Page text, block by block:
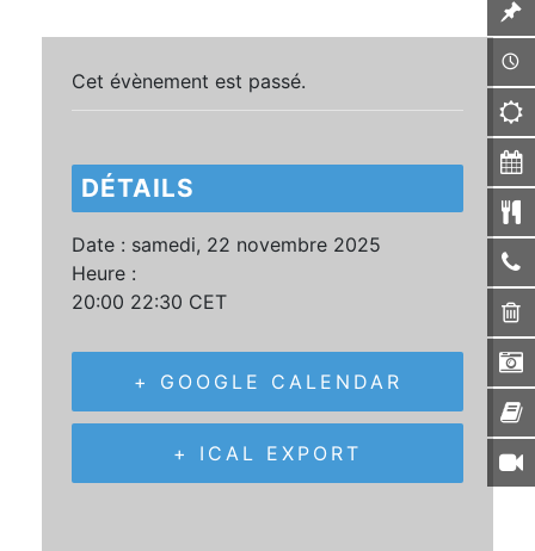
Cet évènement est passé.
DÉTAILS
Date : samedi, 22 novembre 2025
Heure :
20:00 22:30 CET
+ GOOGLE CALENDAR
+ ICAL EXPORT